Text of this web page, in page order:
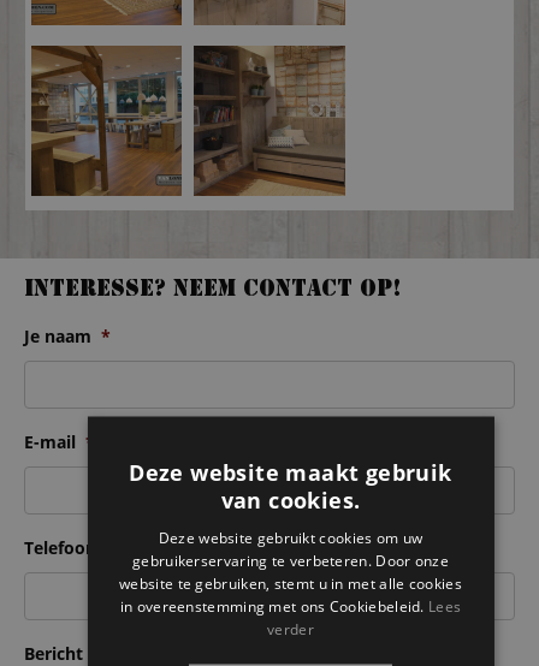
Interesse? Neem contact op!
Je naam *
E-mail *
Telefoonnummer *
Bericht
Deze website maakt gebruik
van cookies.
Deze website gebruikt cookies om uw
gebruikerservaring te verbeteren. Door onze
website te gebruiken, stemt u in met alle cookies
in overeenstemming met ons Cookiebeleid. Lees
verder